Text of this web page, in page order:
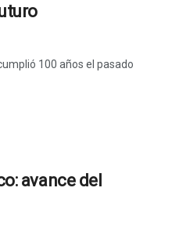
100 años el pasado
avance del